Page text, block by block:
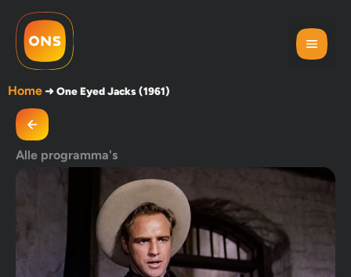
Home➜One Eyed Jacks (1961)
Alle programma's